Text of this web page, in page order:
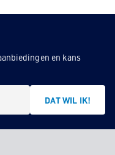
en kans
DAT WIL IK!